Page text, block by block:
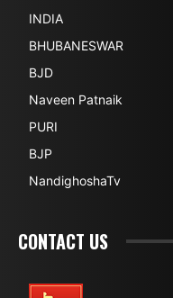
INDIA
BHUBANESWAR
BJD
Naveen Patnaik
PURI
BJP
NandighoshaTv
CONTACT US